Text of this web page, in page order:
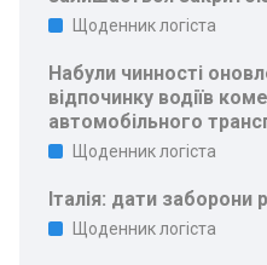
Щоденник логіста
Набули чинності
відпочинку водіїв
автомобільного
Щоденник логіста
Італія: дати заборони
Щоденник логіста